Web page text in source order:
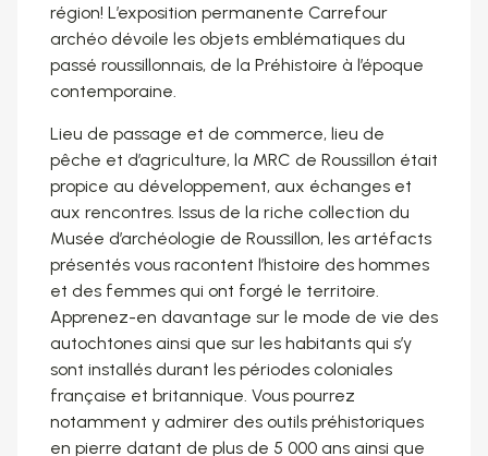
région! L’exposition permanente Carrefour
archéo dévoile les objets emblématiques du
passé roussillonnais, de la Préhistoire à l’époque
contemporaine.
Lieu de passage et de commerce, lieu de
pêche et d’agriculture, la MRC de Roussillon était
propice au développement, aux échanges et
aux rencontres. Issus de la riche collection du
Musée d’archéologie de Roussillon, les artéfacts
présentés vous racontent l’histoire des hommes
et des femmes qui ont forgé le territoire.
Apprenez-en davantage sur le mode de vie des
autochtones ainsi que sur les habitants qui s’y
sont installés durant les périodes coloniales
française et britannique. Vous pourrez
notamment y admirer des outils préhistoriques
en pierre datant de plus de 5 000 ans ainsi que